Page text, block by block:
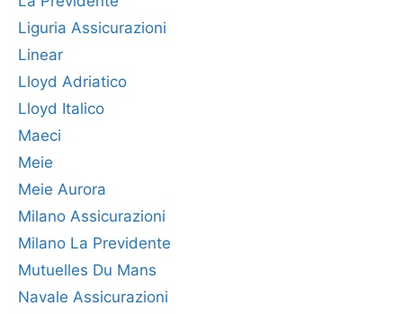
Liguria Assicurazioni
Linear
Lloyd Adriatico
Lloyd Italico
Maeci
Meie
Meie Aurora
Milano Assicurazioni
Milano La Previdente
Mutuelles Du Mans
Navale Assicurazioni